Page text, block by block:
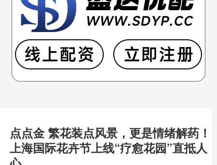
点点金 繁花装点风景，更是情绪解药！
上海国际花卉节上线“疗愈花园”直抵人